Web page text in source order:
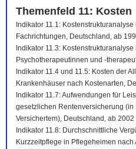
Themenfeld 11: Kosten
Indikator 11.1:
Fachrichtungen, Deutschland, ab
Indikator 11.3:
Psychotherapeutinnen und -
Indikator 11.4 und 11.5: Kosten der
Krankenhäuser nach Kostenarten,
Indikator 11.7: Aufwendungen für
gesetzlichen Rentenversicherung
Versichertem), Deutschland, ab 2002
Indikator 11.8: Durchschnittliche
Kurzzeitpflege in Pflegeheimen